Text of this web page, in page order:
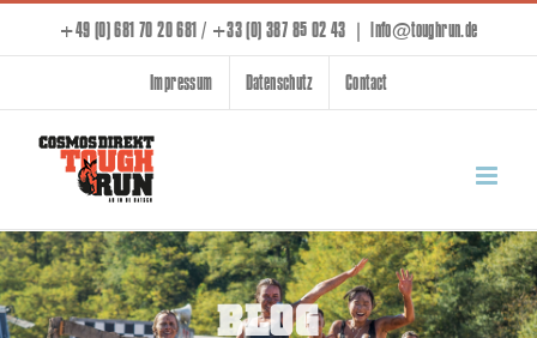
content
+49 (0) 681 70 20 681 / +33 (0) 387 85 02 43 | info@toughrun.de
Impressum Datenschutz Contact
BLOG